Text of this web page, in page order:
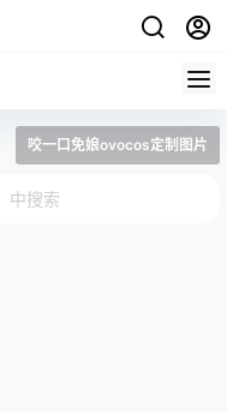
咬一口免娘ovocos定制图片